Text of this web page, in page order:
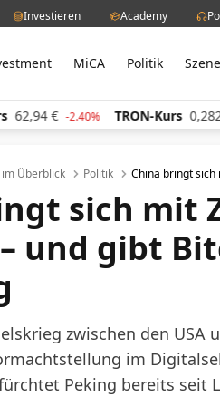
Investieren Academy
MiCA Politik Szene
€ -2.40% TRON-Kurs 0,282784
Überblick Politik China bringt sich
sich mit
und gibt
zwischen den
im
Peking bereits seit